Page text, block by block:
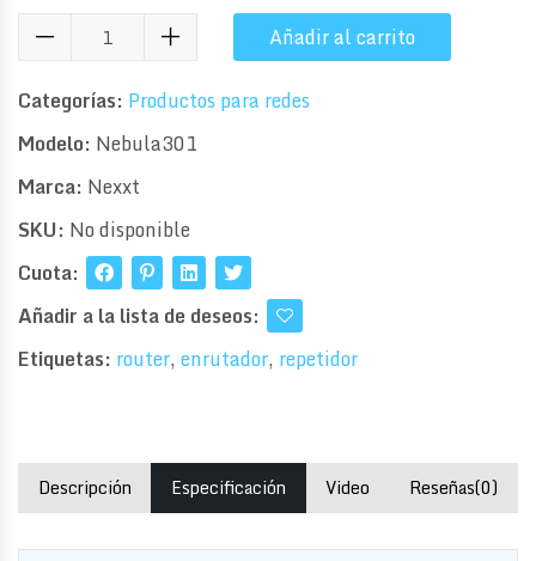
Añadir al carrito
Categorías: Productos para redes
Modelo: Nebula301
Marca: Nexxt
SKU: No disponible
Cuota:
Añadir a la lista de deseos:
Etiquetas: router, enrutador, repetidor
Descripción Especificación Video Reseñas(0)